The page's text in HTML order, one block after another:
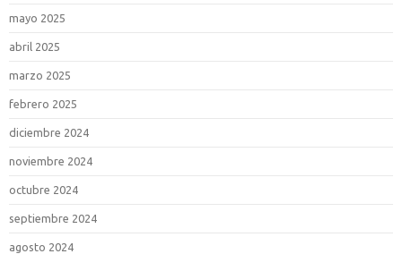
mayo 2025
abril 2025
marzo 2025
febrero 2025
diciembre 2024
noviembre 2024
octubre 2024
septiembre 2024
agosto 2024